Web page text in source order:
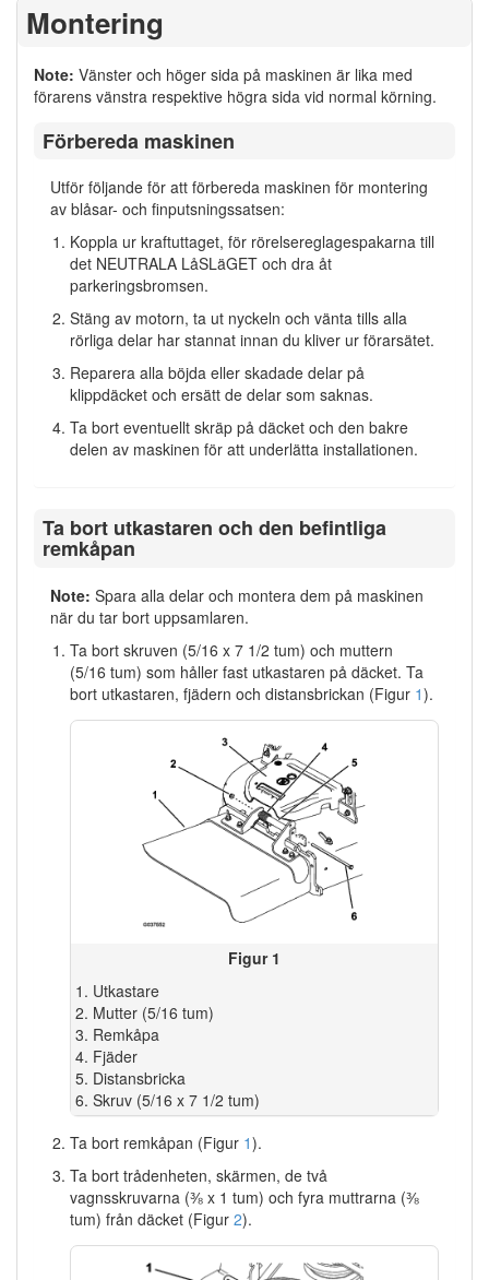
Montering
Note: Vänster och höger sida på maskinen är lika med
förarens vänstra respektive högra sida vid normal körning.
Förbereda maskinen
Utför följande för att förbereda maskinen för montering
av blåsar- och finputsningssatsen:
Koppla ur kraftuttaget, för rörelsereglagespakarna till
det NEUTRALA LåSLäGET och dra åt
parkeringsbromsen.
Stäng av motorn, ta ut nyckeln och vänta tills alla
rörliga delar har stannat innan du kliver ur förarsätet.
Reparera alla böjda eller skadade delar på
klippdäcket och ersätt de delar som saknas.
Ta bort eventuellt skräp på däcket och den bakre
delen av maskinen för att underlätta installationen.
Ta bort utkastaren och den befintliga
remkåpan
Note: Spara alla delar och montera dem på maskinen
när du tar bort uppsamlaren.
Ta bort skruven (5/16 x 7 1/2 tum) och muttern
(5/16 tum) som håller fast utkastaren på däcket. Ta
bort utkastaren, fjädern och distansbrickan (Figur 1).
Figur 1
Utkastare
Mutter (5/16 tum)
Remkåpa
Fjäder
Distansbricka
Skruv (5/16 x 7 1/2 tum)
Ta bort remkåpan (Figur 1).
Ta bort trådenheten, skärmen, de två
vagnsskruvarna (⅜ x 1 tum) och fyra muttrarna (⅜
tum) från däcket (Figur 2).